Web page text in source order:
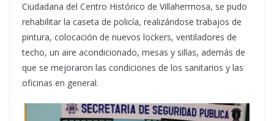
Ciudadana del Centro Histórico de Villahermosa, se pudo
rehabilitar la caseta de policía, realizándose trabajos de
pintura, colocación de nuevos lockers, ventiladores de
techo, un aire acondicionado, mesas y sillas, además de
que se mejoraron las condiciones de los sanitarios y las
oficinas en general.